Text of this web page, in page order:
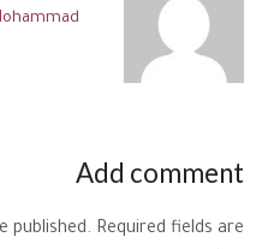
Add comment
published. Required fields are